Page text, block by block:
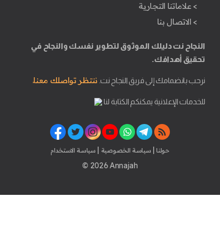
> علاماتنا التجارية
> الاتصال بنا
النجاح نت دليلك الموثوق لتطوير نفسك والنجاح في
تحقيق أهدافك.
نرحب بانضمامك إلى فريق النجاح نت. ننتظر تواصلك معنا.
للخدمات الإعلانية يمكنكم الكتابة لنا
حولنا | سياسة الخصوصية | سياسة الاستخدام
© 2026 Annajah